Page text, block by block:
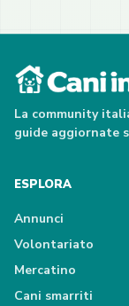
La community
guide aggiornate
ESPLORA
Annunci
Volontariato
Mercatino
Cani smarriti